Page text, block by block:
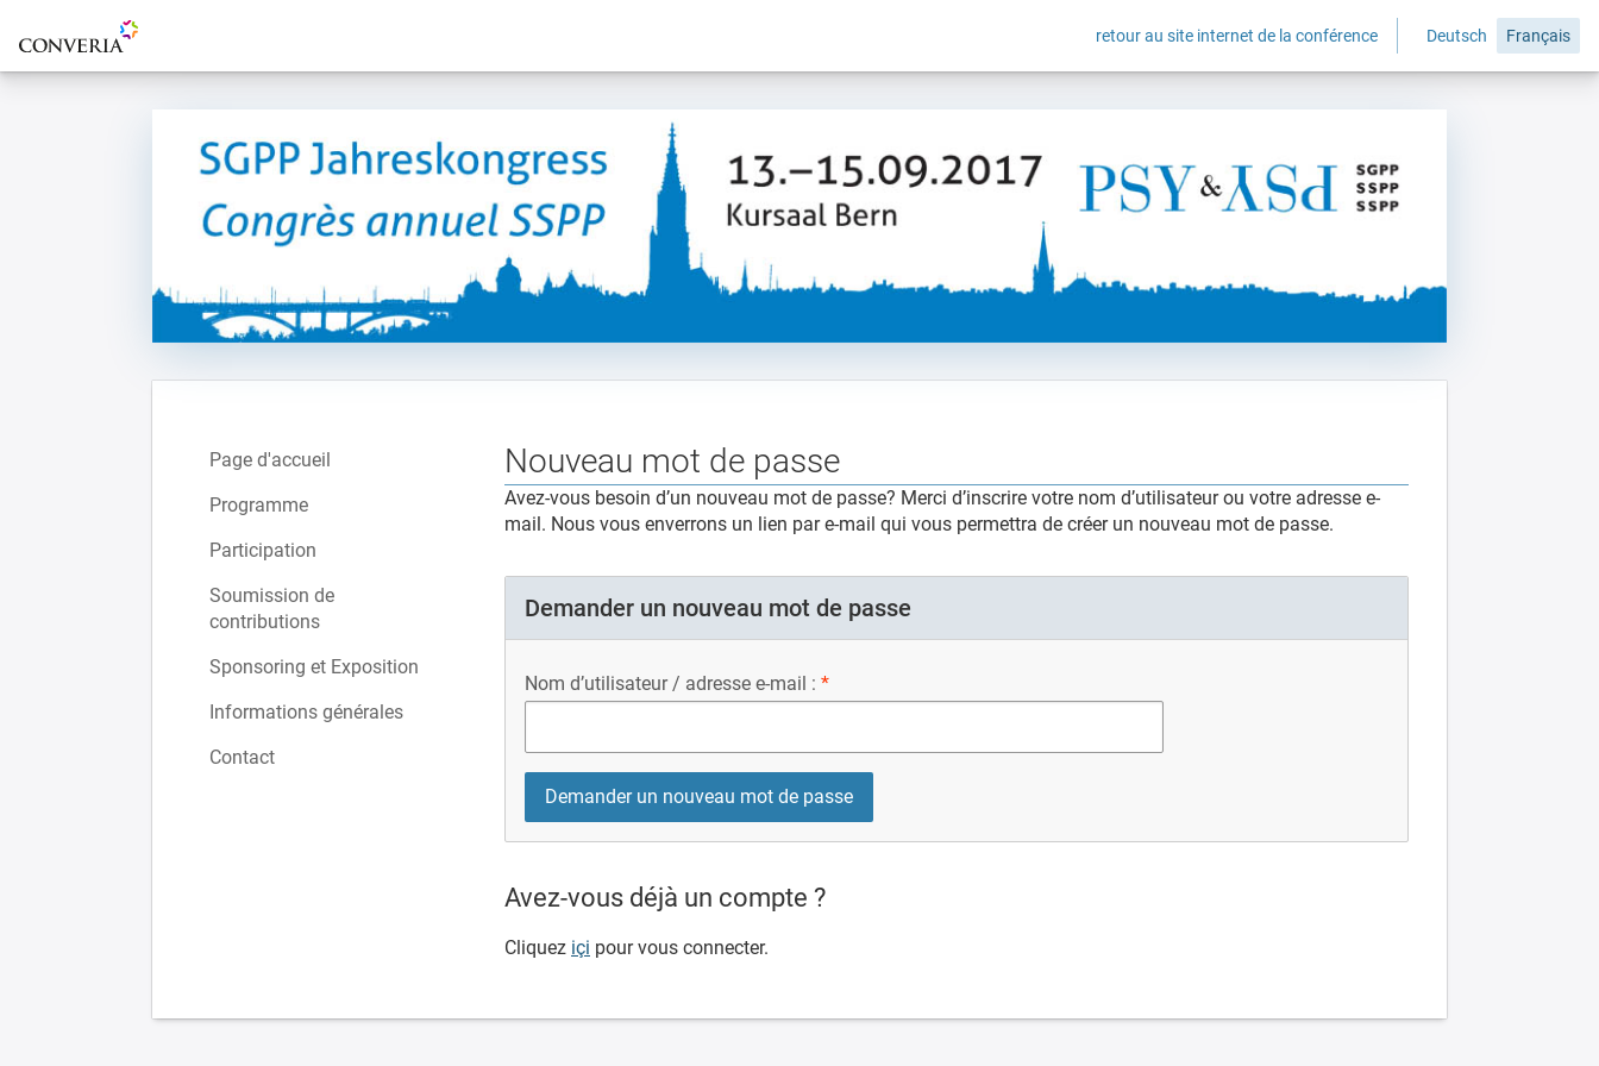
Vers la page d'accueil retour au site internet de la conférence Deutsch Français
Page d'accueil
Programme
Participation
Soumission de
contributions
Sponsoring et Exposition
Informations générales
Contact
Nouveau mot de passe
Avez-vous besoin d’un nouveau mot de passe? Merci d’inscrire votre nom d’utilisateur ou votre adresse e-
mail. Nous vous enverrons un lien par e-mail qui vous permettra de créer un nouveau mot de passe.
Demander un nouveau mot de passe
Nom d’utilisateur / adresse e-mail :
Avez-vous déjà un compte ?
Cliquez içi pour vous connecter.